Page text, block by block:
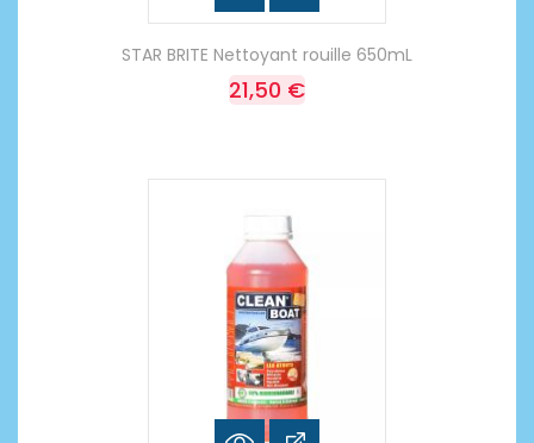
STAR BRITE Nettoyant rouille 650mL
21,50 €